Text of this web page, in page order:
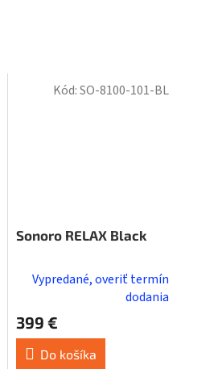
Sonoro RELAX Black
Vypredané, overiť termín
dodania
399 €
Do košíka
Kód:SO-8100-101-BL